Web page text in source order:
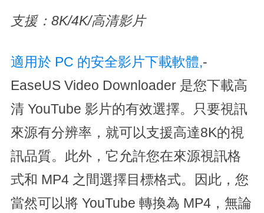
支援：8K/4K/高清影片
適用於 PC 的安全影片下載軟體,-
EaseUS Video Downloader 是您下載高
清 YouTube 影片的有效選擇。只要視訊
來源有分辨率，就可以支援高達8K的視
訊品質。此外，它允許您在來源視訊格
式和 MP4 之間選擇目標格式。因此，您
當然可以將 YouTube 轉換為 MP4，無論